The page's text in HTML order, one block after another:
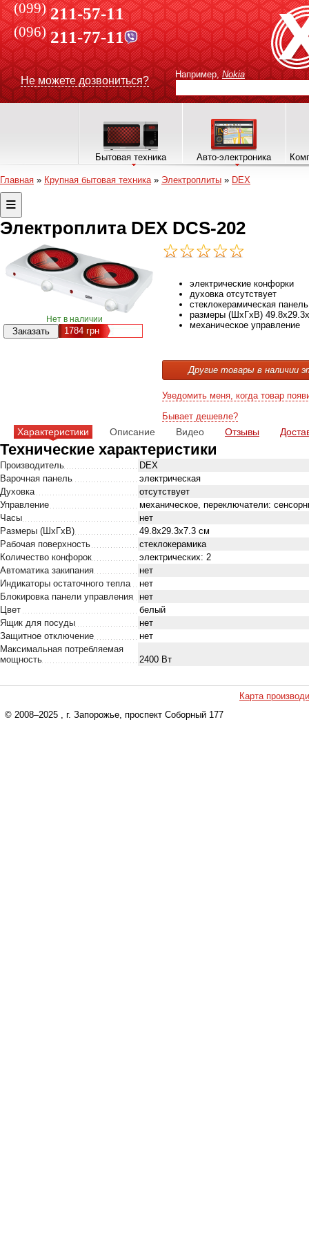
(099) 211-57-11
(096)211-77-11
Не можете дозвониться?
Например, Nokia
Бытовая техника Авто-электроника
Главная » Крупная бытовая техника» Электроплиты » DEX
Электроплита DEX DCS-202
Нет в наличии
1784 грн
электрические конфорки
духовка отсутствует
стеклокерамическая панель
размеры (ШхГхВ)
механическое управление
Другие товары в наличии
Уведомить меня, когда товар
Бывает дешевле?
Характеристики Описание Видео Отзывы
Технические характеристики
Производитель
DEX
Варочная панель
электрическая
Духовка
отсутствует
Управление
механическое, переключатели:
Часы
нет
Размеры (ШхГхВ)
49.8x29.3x7.3 см
Рабочая поверхность
стеклокерамика
Количество конфорок
электрических: 2
Автоматика закипания
нет
Индикаторы остаточного тепла
нет
Блокировка панели управления
нет
Цвет
белый
Ящик для посуды
нет
Защитное отключение
нет
Максимальная потребляемая
мощность
2400 Вт
Карта
© 2008–2025 , г. Запорожье, проспект Соборный 177